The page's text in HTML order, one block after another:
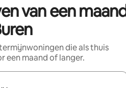
van een
die als thuis
een maand of langer.